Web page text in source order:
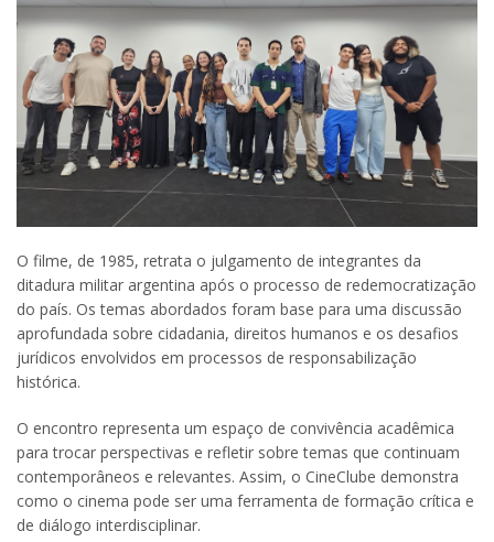
O filme, de 1985, retrata o julgamento de integrantes da
ditadura militar argentina após o processo de redemocratização
do país. Os temas abordados foram base para uma discussão
aprofundada sobre cidadania, direitos humanos e os desafios
jurídicos envolvidos em processos de responsabilização
histórica.
O encontro representa um espaço de convivência acadêmica
para trocar perspectivas e refletir sobre temas que continuam
contemporâneos e relevantes. Assim, o CineClube demonstra
como o cinema pode ser uma ferramenta de formação crítica e
de diálogo interdisciplinar.